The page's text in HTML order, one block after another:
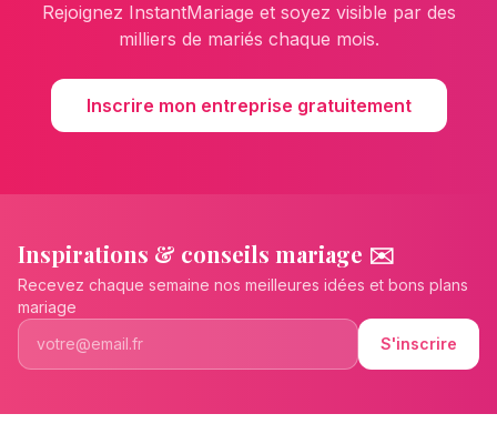
Rejoignez InstantMariage et soyez visible par des
milliers de mariés chaque mois.
Inscrire mon entreprise gratuitement
Inspirations & conseils mariage ✉️
Recevez chaque semaine nos meilleures idées et bons plans
mariage
S'inscrire